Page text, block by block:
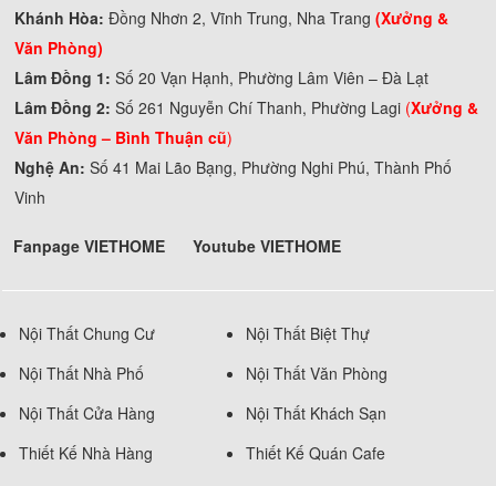
Khánh Hòa:Đồng Nhơn 2, Vĩnh Trung, Nha Trang (Xưởng &
Văn Phòng)
Lâm Đồng 1:Số 20 Vạn Hạnh, Phường Lâm Viên – Đà Lạt
Lâm Đồng 2:Số 261 Nguyễn Chí Thanh, Phường Lagi (Xưởng &
Văn Phòng – Bình Thuận cũ)
Nghệ An: Số 41 Mai Lão Bạng, Phường Nghi Phú, Thành Phố
Vinh
Fanpage VIETHOME Youtube VIETHOME
Nội Thất Chung Cư
Nội Thất Biệt Thự
Nội Thất Nhà Phố
Nội Thất Văn Phòng
Nội Thất Cửa Hàng
Nội Thất Khách Sạn
Thiết Kế Nhà Hàng
Thiết Kế Quán Cafe